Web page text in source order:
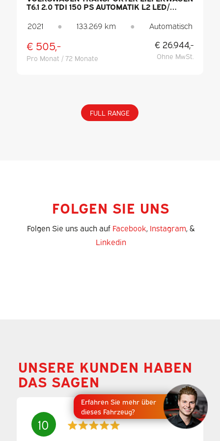
Erfahren Sie mehr über
dieses Fahrzeug?
T6.1 2.0 TDI 150 PS AUTOMATIK L2 LED/
STANDHEIZUNG/ SITZHEIZUNG/ CARPLAY/
PDC/ TEMPOMAT/ KLIMAANLAGE/
ANHÄNGERKUPPLUNG
2021 ● 133.269 km ● Automatisch
€ 505,-
Pro Monat / 72 Monate
€ 26.944,-
Ohne MwSt.
FULL RANGE
FOLGEN SIE UNS
Folgen Sie uns auch auf Facebook, Instagram, &
Linkedin
UNSERE KUNDEN HABEN
DAS SAGEN
10